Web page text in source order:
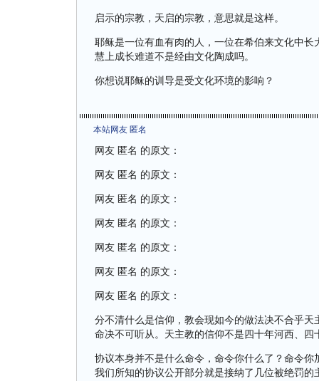
启示的宗教，天启的宗教，意思就是这样。
耶稣是一位有血有肉的人，一位在希伯来文化中
慧上成长难道不是经由文化陶成吗。
你想说耶稣的训导是受文化环境的影响？
本站网友 匿名
网友 匿名 的原文：
网友 匿名 的原文：
网友 匿名 的原文：
网友 匿名 的原文：
网友 匿名 的原文：
网友 匿名 的原文：
网友 匿名 的原文：
分不清什么是信仰，教会现如今的做法决不合乎
命决不可听从。天主教的信仰不是四十年河西、
协议本身并不是什么命令，命令你什么了？命令
我们所知的协议公开部分就是接纳了几位被绝罚的